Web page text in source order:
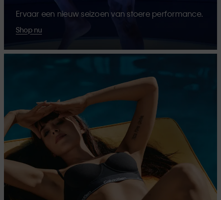
Ervaar een nieuw seizoen van stoere performance.
Shop nu